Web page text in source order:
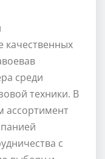
качественных
среди
техники. В
ассортимент
с